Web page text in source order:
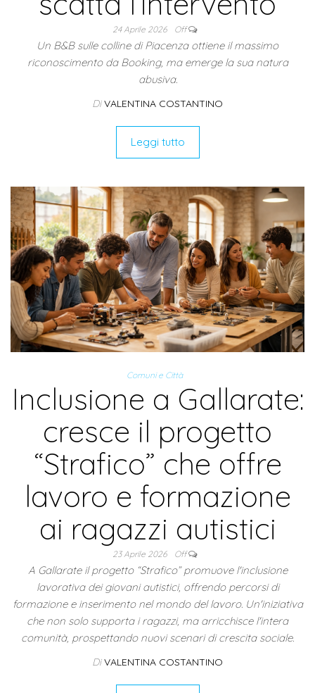
24 Aprile 2026 Off
Un B&B sulle colline di Piacenza ottiene il massimo
riconoscimento da Booking, ma emerge la sua natura
abusiva.
Di VALENTINA COSTANTINO
Leggi tutto
Comuni e Città
Inclusione a Gallarate:
cresce il progetto
“Strafico” che offre
lavoro e formazione
ai ragazzi autistici
23 Aprile 2026 Off
A Gallarate il progetto “Strafico” promuove l'inclusione
lavorativa dei giovani autistici, offrendo percorsi di
formazione e inserimento nel mondo del lavoro. Un'iniziativa
che non solo supporta i ragazzi, ma arricchisce l'intera
comunità, prospettando nuovi scenari di crescita sociale.
Di VALENTINA COSTANTINO